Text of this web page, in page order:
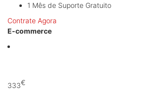
1 Mês de Suporte Gratuito
Contrate Agora
E-commerce
333€